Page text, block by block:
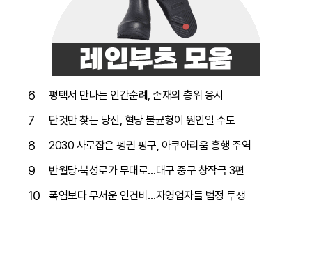
6 평택서 만나는 인간순례, 존재의 층위 응시
7 단것만 찾는 당신, 혈당 불균형이 원인일 수도
8 2030 사로잡은 펭귄 핑구, 아쿠아리움 흥행 주역
9 반월당·북성로가 무대로…대구 중구 창작극 3편
10 폭염보다 무서운 인건비…자영업자들 법정 투쟁